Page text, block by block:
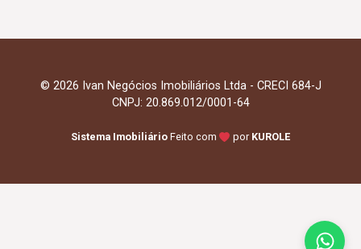
© 2026 Ivan Negócios Imobiliários Ltda - CRECI 684-J
CNPJ: 20.869.012/0001-64
Sistema Imobiliário Feito com por KUROLE